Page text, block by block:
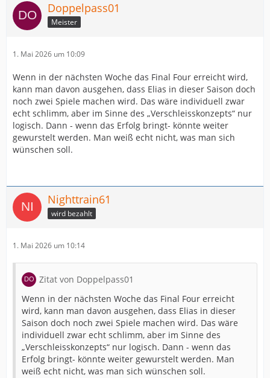
Doppelpass01
Meister
1. Mai 2026 um 10:09
Wenn in der nächsten Woche das Final Four erreicht wird,
kann man davon ausgehen, dass Elias in dieser Saison doch
noch zwei Spiele machen wird. Das wäre individuell zwar
echt schlimm, aber im Sinne des „Verschleisskonzepts“ nur
logisch. Dann - wenn das Erfolg bringt- könnte weiter
gewurstelt werden. Man weiß echt nicht, was man sich
wünschen soll.
Nighttrain61
wird bezahlt
1. Mai 2026 um 10:14
Zitat von Doppelpass01
Wenn in der nächsten Woche das Final Four erreicht
wird, kann man davon ausgehen, dass Elias in dieser
Saison doch noch zwei Spiele machen wird. Das wäre
individuell zwar echt schlimm, aber im Sinne des
„Verschleisskonzepts“ nur logisch. Dann - wenn das
Erfolg bringt- könnte weiter gewurstelt werden. Man
weiß echt nicht, was man sich wünschen soll.